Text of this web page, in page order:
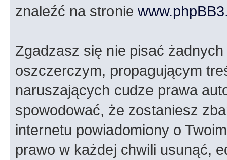
znaleźć na stronie
Zgadzasz się nie pisać
oszczerczym, propagującym
naruszających cudze prawa
spowodować, że zostaniesz
internetu powiadomiony o
prawo w każdej chwili usunąć,